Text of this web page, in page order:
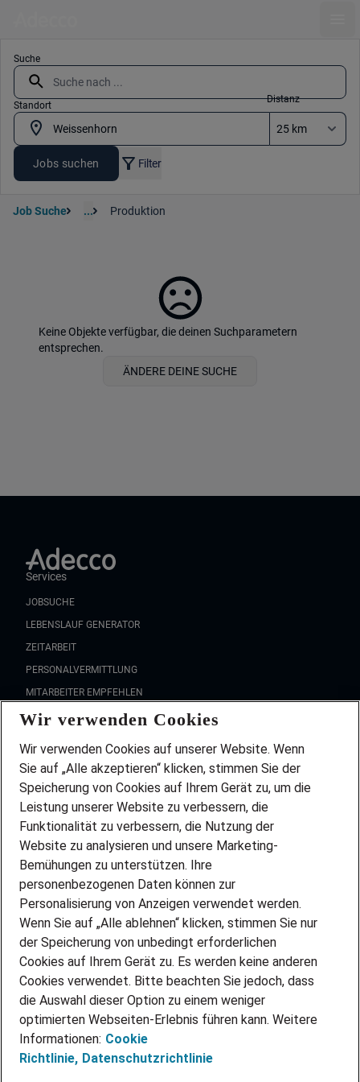
Suche
Standort
Distanz
Jobs suchen Filter
Job Suche ... Produktion
Keine Objekte verfügbar, die deinen Suchparametern
entsprechen.
ÄNDERE DEINE SUCHE
Services
JOBSUCHE
LEBENSLAUF GENERATOR
ZEITARBEIT
PERSONALVERMITTLUNG
MITARBEITER EMPFEHLEN
FAQ
Wir stellen ein!
DEINE BERUFSGRUPPE
DEINE LEBENSSITUATION
PARTNERSHIP WITH AIRBUS
INITIATIV BEWERBEN
ÜBER UNS
STANDORTE
BLOG
PRESSE
KONTAKT
@Adecco 2026
IMPRESSUM
DATENSCHUTZ
Wir verwenden Cookies
Wir verwenden Cookies auf unserer Website. Wenn
Sie auf „Alle akzeptieren“ klicken, stimmen Sie der
Speicherung von Cookies auf Ihrem Gerät zu, um die
Leistung unserer Website zu verbessern, die
Funktionalität zu verbessern, die Nutzung der
Website zu analysieren und unsere Marketing-
Bemühungen zu unterstützen. Ihre
personenbezogenen Daten können zur
Personalisierung von Anzeigen verwendet werden.
Wenn Sie auf „Alle ablehnen“ klicken, stimmen Sie nur
der Speicherung von unbedingt erforderlichen
Cookies auf Ihrem Gerät zu. Es werden keine anderen
Cookies verwendet. Bitte beachten Sie jedoch, dass
die Auswahl dieser Option zu einem weniger
optimierten Webseiten-Erlebnis führen kann. Weitere
Informationen: Cookie
Richtlinie, Datenschutzrichtlinie